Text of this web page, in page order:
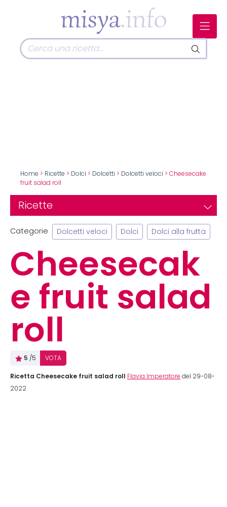
Home > Ricette > Dolci > Dolcetti > Dolcetti veloci > Cheesecake
fruit salad roll
Ricette
Categorie Dolcetti veloci Dolci Dolci alla frutta
Cheesecak
e fruit salad
roll
5 /5 VOTA
Ricetta Cheesecake fruit salad roll Flavia Imperatore del 29-08-
2022